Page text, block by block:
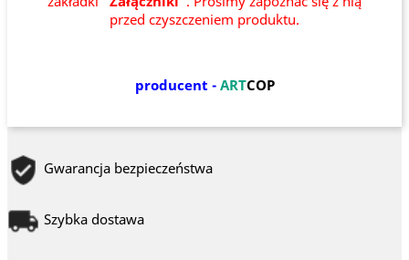
przed czyszczeniem produktu.
producent - ARTCOP
Gwarancja bezpieczeństwa
Szybka dostawa